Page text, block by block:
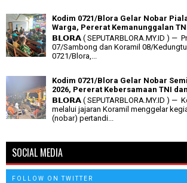
Kodim 0721/Blora Gelar Nobar
Warga, Pererat Kemanunggalan
𝗕𝗟𝗢𝗥𝗔 ( SEPUTARBLORA.MY.ID ) —
07/Sambong dan Koramil 08/
0721/Blora,...
Kodim 0721/Blora Gelar Nobar
2026, Pererat Kebersamaan TNI
𝗕𝗟𝗢𝗥𝗔 ( SEPUTARBLORA.MY.ID ) —
melalui jajaran Koramil menggelar
(nobar) pertandi...
SOCIAL MEDIA
FOLLOW ON TWITTER